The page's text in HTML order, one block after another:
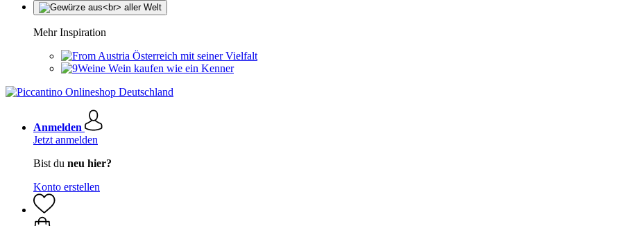
Mehr Inspiration
Österreich mit seiner Vielfalt
Wein kaufen wie ein Kenner
Anmelden
Jetzt anmelden
Bist du neu hier?
Konto erstellen